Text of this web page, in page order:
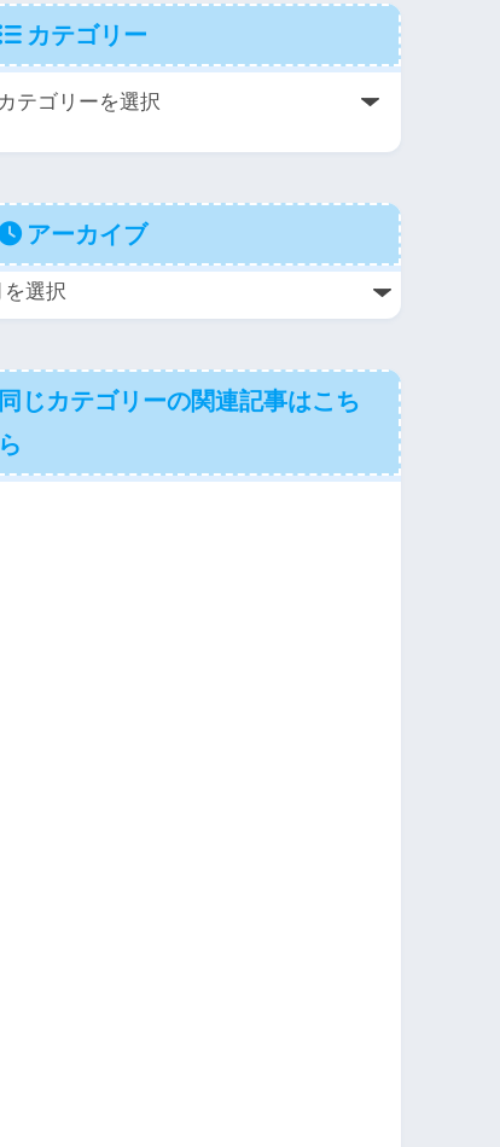
カテゴリー
アーカイブ
同じカテゴリーの関連記事はこち
ら